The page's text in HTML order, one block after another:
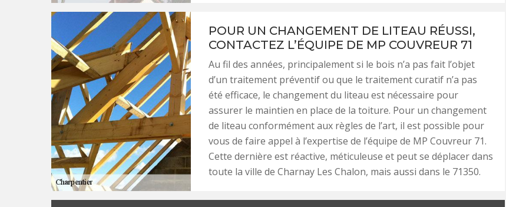
POUR UN CHANGEMENT DE LITEAU RÉUSSI,
CONTACTEZ L’ÉQUIPE DE MP COUVREUR 71
Au fil des années, principalement si le bois n’a pas fait l’objet
d’un traitement préventif ou que le traitement curatif n’a pas
été efficace, le changement du liteau est nécessaire pour
assurer le maintien en place de la toiture. Pour un changement
de liteau conformément aux règles de l’art, il est possible pour
vous de faire appel à l’expertise de l’équipe de MP Couvreur 71.
Cette dernière est réactive, méticuleuse et peut se déplacer dans
toute la ville de Charnay Les Chalon, mais aussi dans le 71350.